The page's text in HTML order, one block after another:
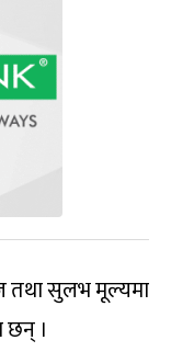
तथा सुलभ मूल्यमा
छन् ।